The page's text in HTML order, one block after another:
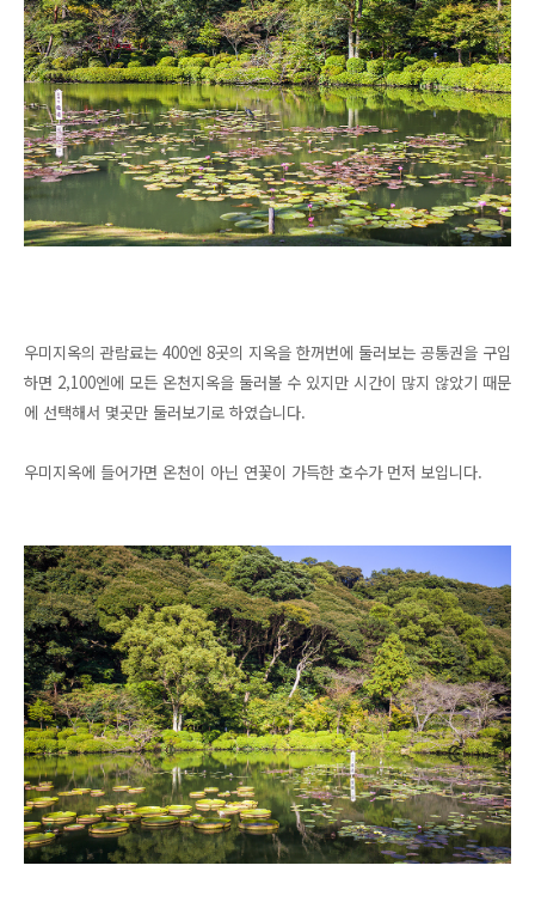
우미지옥의 관람료는 400엔 8곳의 지옥을 한꺼번에 둘러보는 공통권을 구입
하면 2,100엔에 모든 온천지옥을 둘러볼 수 있지만 시간이 많지 않았기 때문
에 선택해서 몇곳만 둘러보기로 하였습니다.
우미지옥에 들어가면 온천이 아닌 연꽃이 가득한 호수가 먼저 보입니다.